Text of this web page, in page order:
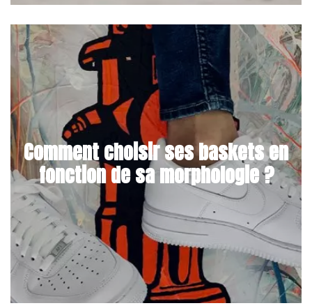
Comment choisir ses baskets en
fonction de sa morphologie ?